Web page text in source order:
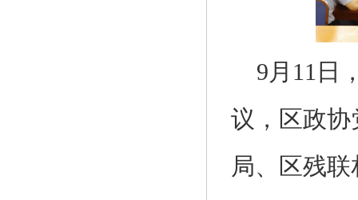
9月11日
议，区政
局、区残